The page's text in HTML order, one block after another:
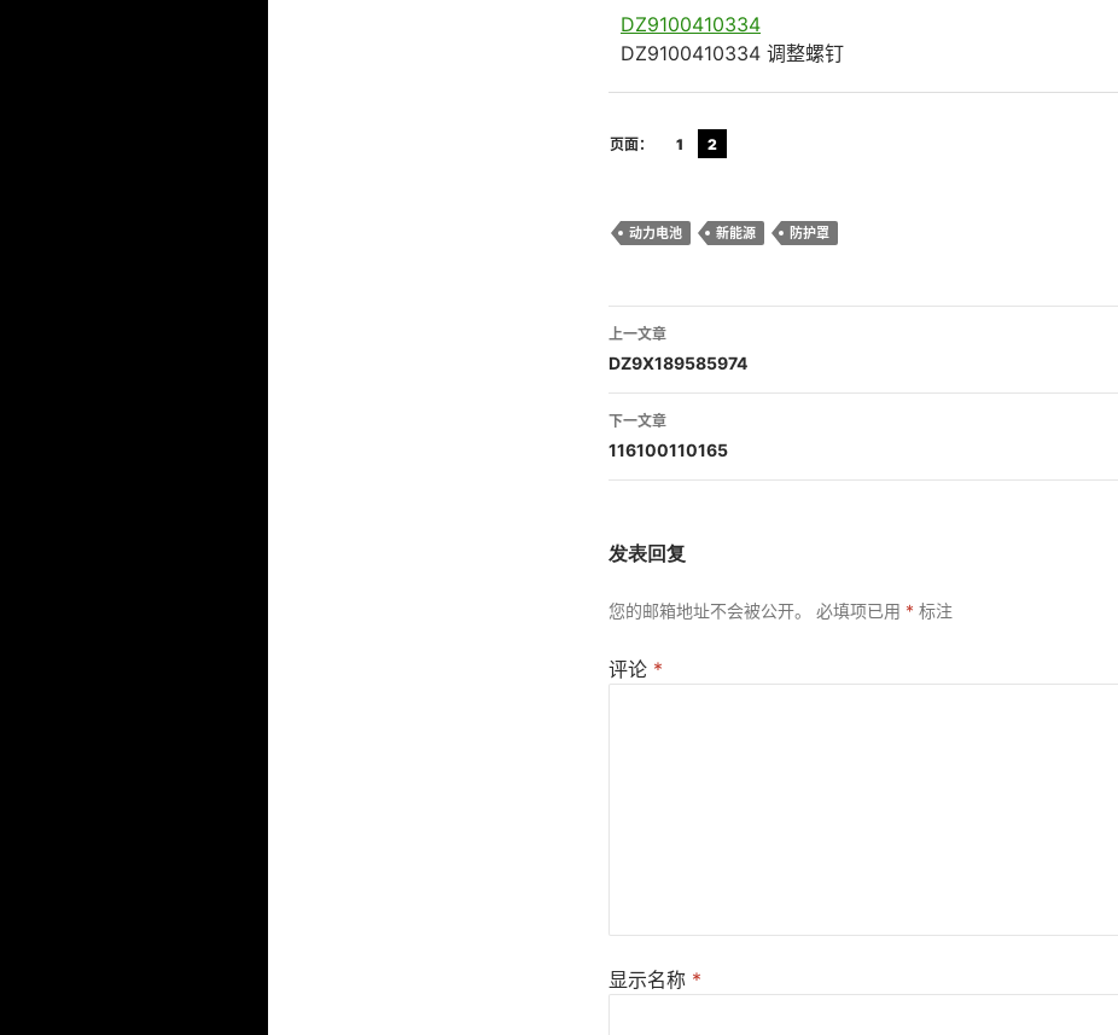
DZ9100410334
DZ9100410334 调整螺钉
页面： 1 2
动力电池 新能源 防护罩
文
章
导
航
上一文章
DZ9X189585974
下一文章
116100110165
发表回复
您的邮箱地址不会被公开。 必填项已用 * 标注
评论 *
显示名称 *